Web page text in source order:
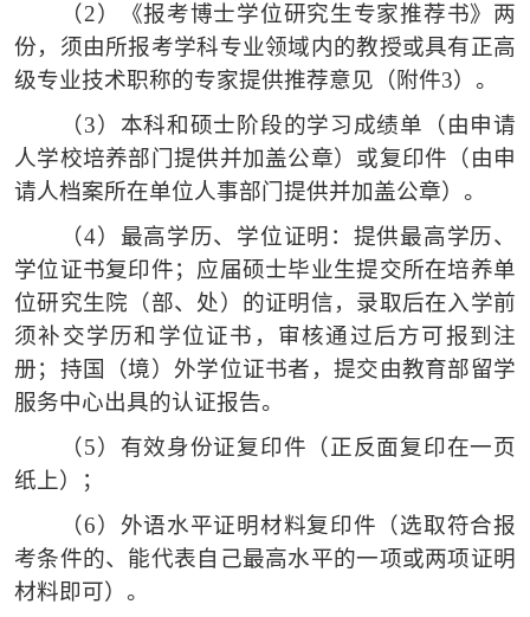
（2）
《报考博士学位研究生专家推荐书》两
份，须由所报考学科专业领域内的教授或具有正高
级专业技术职称的专家提供推荐意见（附件3）。
（3） 本科和硕士阶段的学习成绩单（由申请
人学校培养部门提供并加盖公章）或复印件（由申
请人档案所在单位人事部门提供并加盖公章）。
（4） 最高学历、学位证明：提供最高学历、
学位证书复印件；应届硕士毕业生提交所在培养单
位研究生院（部、处）的证明信，录取后在入学前
须补交学历和学位证书，审核通过后方可报到注
册；持国（境）外学位证书者，提交由教育部留学
服务中心出具的认证报告。
（5） 有效身份证复印件（正反面复印在一页
纸上）；
（6） 外语水平证明材料复印件（选取符合报
考条件的、能代表自己最高水平的一项或两项证明
材料即可）。